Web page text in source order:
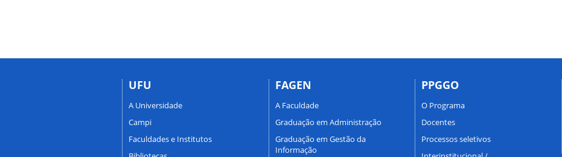
UFU
A Universidade
Campi
Faculdades e Institutos
FAGEN
A Faculdade
Graduação em Administração
Graduação em Gestão da
Informação
PPGGO
O Programa
Docentes
Processos seletivos